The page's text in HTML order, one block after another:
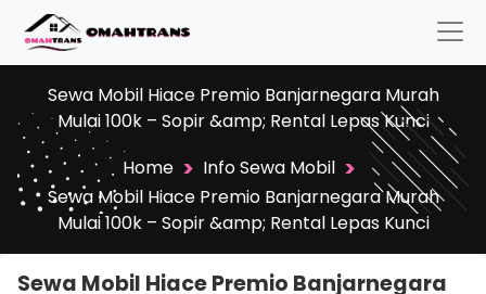
Sewa Mobil Hiace Premio Banjarnegara Murah
Mulai 100k – Sopir &amp; Rental Lepas Kunci
Home > Info Sewa Mobil >
Sewa Mobil Hiace Premio Banjarnegara Murah
Mulai 100k – Sopir &amp; Rental Lepas Kunci
Sewa Mobil Hiace Premio Banjarnegara